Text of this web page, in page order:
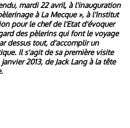
mardi 22 avril, à l'inauguration
à La Mecque », à l'Institut
pour le chef de l'Etat d'évoquer
des pèlerins qui font le voyage
dessus tout, d'accomplir un
Il s'agit de sa première visite
2013, de Jack Lang à la tête